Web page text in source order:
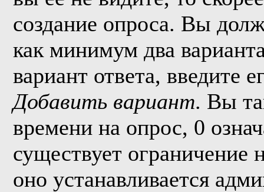
создание опроса. Вы
как минимум два
вариант ответа, введите
Добавить вариант. Вы
времени на опрос, 0
существует ограничение
оно устанавливается